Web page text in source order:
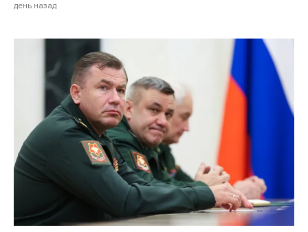
день назад